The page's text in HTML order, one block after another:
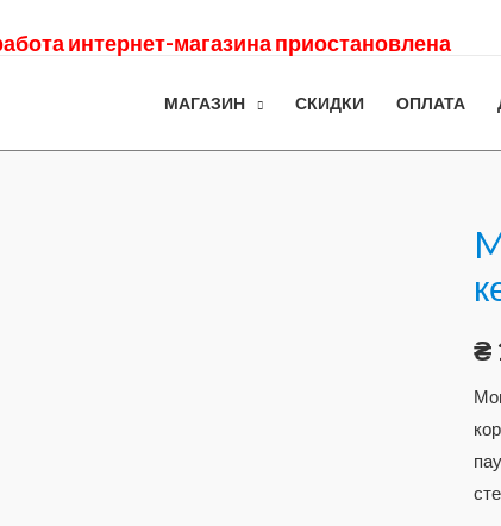
интернет-магазина приостановлена
МАГАЗИН СКИДКИ ОПЛАТА
₴